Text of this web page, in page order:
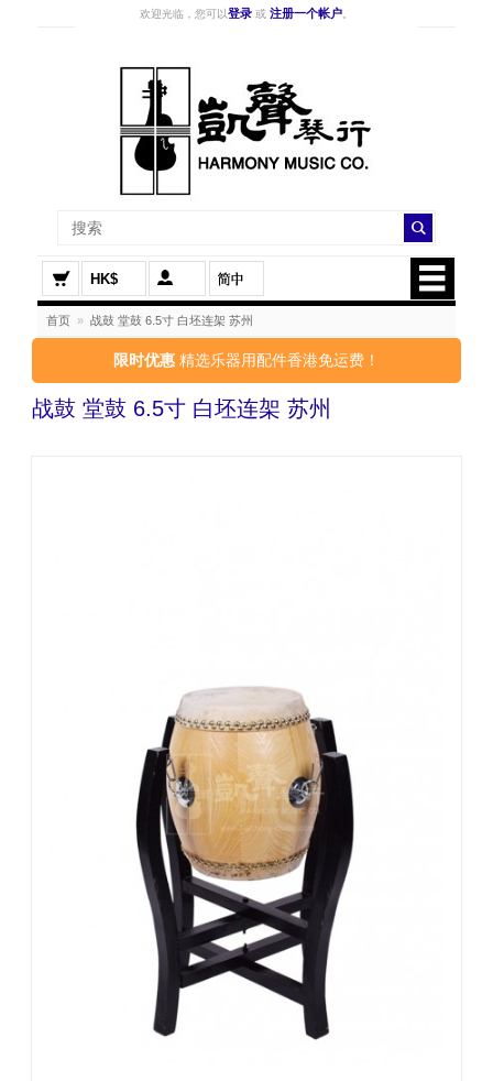
欢迎光临，您可以登录 或 注册一个帐户
HK$
首页 » 战鼓 堂鼓 6.5寸 白坯连架 苏州
限时优惠 精选乐器用配件香港免运费！
战鼓 堂鼓 6.5寸 白坯连架 苏州